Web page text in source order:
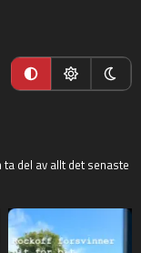
del av allt det senaste